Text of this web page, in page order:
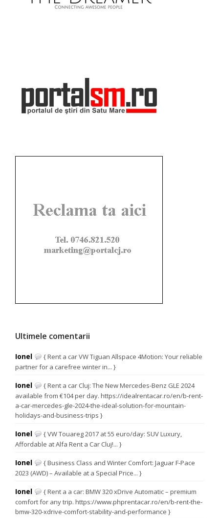
Ultimele comentarii
Ionel
{ Rent a car VW Tiguan Allspace 4Motion: Your reliable
partner for a carefree winter in... }
Ionel
{ Rent a car Cluj: The New Mercedes-Benz GLE 2024
available from €104 per day. https://idealrentacar.ro/en/b-rent-
a-car-mercedes-gle-2024-the-ideal-solution-for-mountain-
holidays-and-business-trips }
Ionel
{ VW Touareg 2017 at 55 euro/day: SUV Luxury,
Affordable at Alfa Rent a Car Cluj!... }
Ionel
{ Business Class and Winter Comfort: Jaguar F-Pace
2023 (AWD) – Available at a Special Price... }
Ionel
{ Rent a a car: BMW 320 xDrive Automatic – premium
comfort for any trip. https://www.phprentacar.ro/en/b-rent-the-
bmw-320-xdrive-comfort-stability-and-performance }